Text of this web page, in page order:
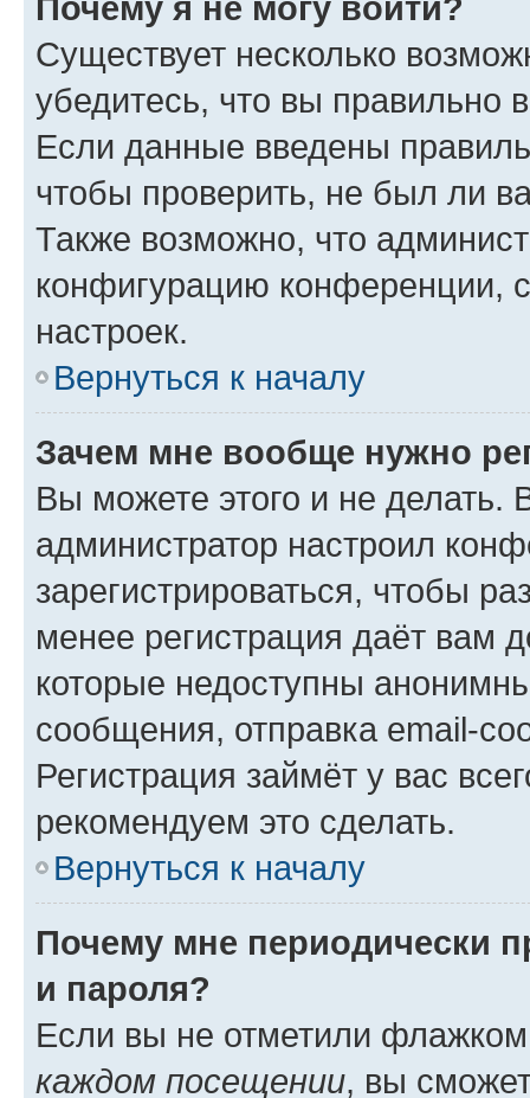
Существует несколько
убедитесь, что вы правильно
Если данные введены
чтобы проверить, не был ли
Также возможно, что
конфигурацию конференции,
настроек.
Вернуться к началу
Зачем мне вообще нужно
Вы можете этого и не делать.
администратор настроил
зарегистрироваться, чтобы
менее регистрация даёт вам
которые недоступны
сообщения, отправка email-
Регистрация займёт у вас
рекомендуем это сделать.
Вернуться к началу
Почему мне периодически
и пароля?
Если вы не отметили
каждом посещении, вы